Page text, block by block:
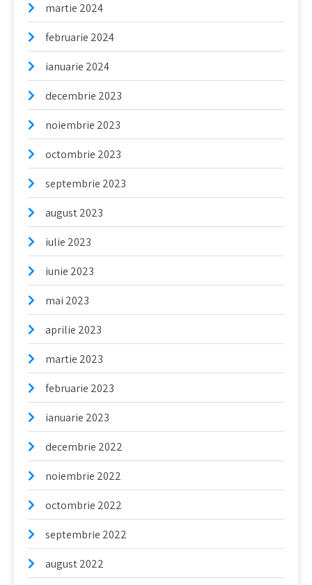
martie 2024
februarie 2024
ianuarie 2024
decembrie 2023
noiembrie 2023
octombrie 2023
septembrie 2023
august 2023
iulie 2023
iunie 2023
mai 2023
aprilie 2023
martie 2023
februarie 2023
ianuarie 2023
decembrie 2022
noiembrie 2022
octombrie 2022
septembrie 2022
august 2022